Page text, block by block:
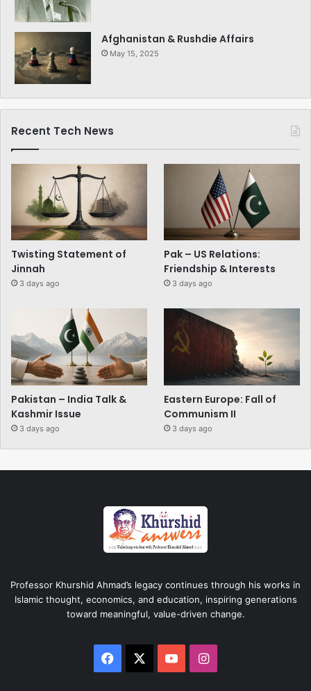
Afghanistan & Rushdie Affairs
May 15, 2025
Recent Tech News
Twisting Statement of
Jinnah
3 days ago
Pak – US Relations:
Friendship & Interests
3 days ago
Pakistan – India Talk &
Kashmir Issue
3 days ago
Eastern Europe: Fall of
Communism II
3 days ago
Professor Khurshid Ahmad’s legacy continues through his works in
Islamic thought, economics, and education, inspiring generations
toward meaningful, value-driven change.
Facebook YouTubeInstagram